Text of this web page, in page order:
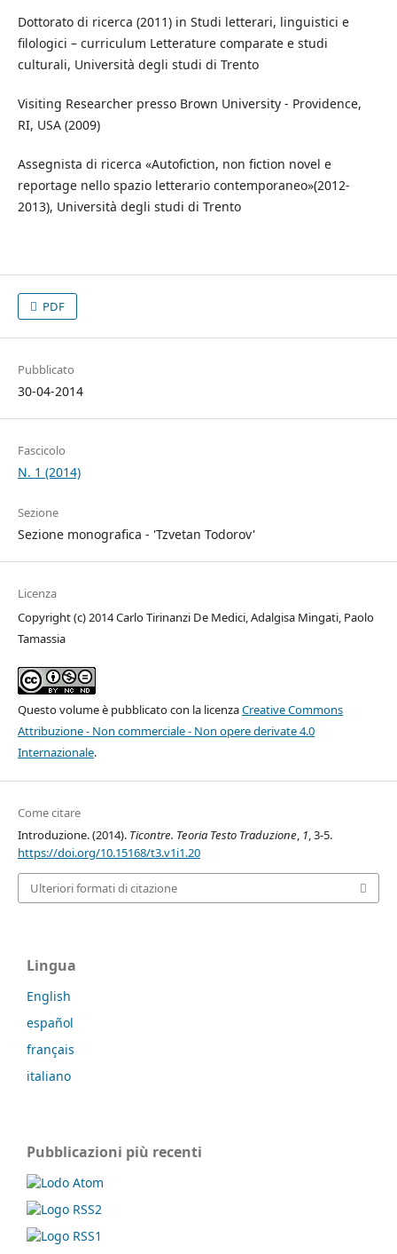
Dottorato di ricerca (2011) in Studi letterari, linguistici e
filologici – curriculum Letterature comparate e studi
culturali, Università degli studi di Trento
Visiting Researcher presso Brown University - Providence,
RI, USA (2009)
Assegnista di ricerca «Autofiction, non fiction novel e
reportage nello spazio letterario contemporaneo»(2012-
2013), Università degli studi di Trento
PDF
Pubblicato
30-04-2014
Fascicolo
N. 1 (2014)
Sezione
Sezione monografica - 'Tzvetan Todorov'
Licenza
Copyright (c) 2014 Carlo Tirinanzi De Medici, Adalgisa Mingati, Paolo
Tamassia
Questo volume è pubblicato con la licenzaCreative Commons
Attribuzione - Non commerciale - Non opere derivate 4.0
Internazionale.
Come citare
Introduzione. (2014). Ticontre. Teoria Testo Traduzione, 1, 3-5.
https://doi.org/10.15168/t3.v1i1.20
Ulteriori formati di citazione
Lingua
English
español
français
italiano
Pubblicazioni più recenti